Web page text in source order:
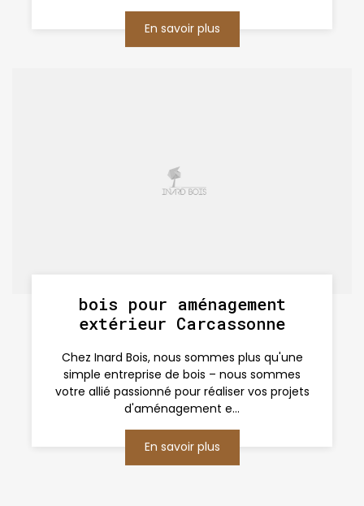
En savoir plus
bois pour aménagement
extérieur Carcassonne
Chez Inard Bois, nous sommes plus qu'une
simple entreprise de bois – nous sommes
votre allié passionné pour réaliser vos projets
d'aménagement e...
En savoir plus